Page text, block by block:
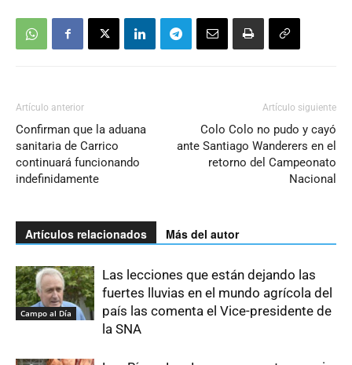
Artículo anterior
Confirman que la aduana
sanitaria de Carrico
continuará funcionando
indefinidamente
Artículo siguiente
Colo Colo no pudo y cayó
ante Santiago Wanderers en el
retorno del Campeonato
Nacional
Artículos relacionados Más del autor
Campo al Día
Las lecciones que están dejando las
fuertes lluvias en el mundo agrícola del
país las comenta el Vice-presidente de
la SNA